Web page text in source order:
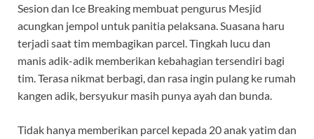
Sesion dan Ice Breaking membuat pengurus Mesjid
acungkan jempol untuk panitia pelaksana. Suasana haru
terjadi saat tim membagikan parcel. Tingkah lucu dan
manis adik-adik memberikan kebahagian tersendiri bagi
tim. Terasa nikmat berbagi, dan rasa ingin pulang ke rumah
kangen adik, bersyukur masih punya ayah dan bunda.
Tidak hanya memberikan parcel kepada 20 anak yatim dan